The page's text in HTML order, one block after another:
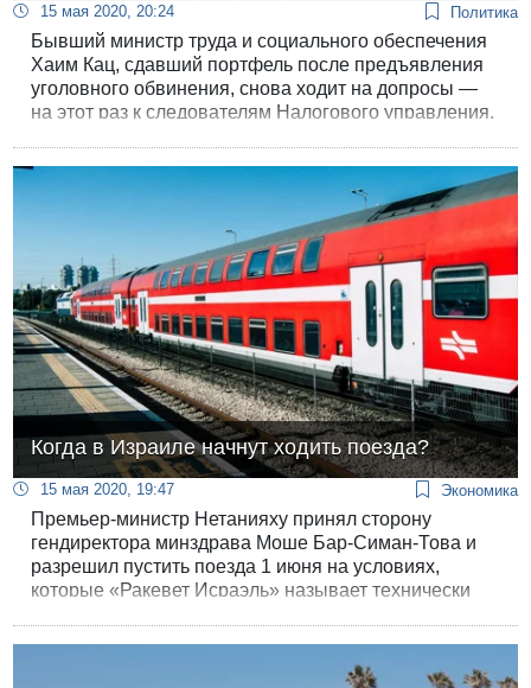
15 мая 2020, 20:24 Политика
Бывший министр труда и социального обеспечения
Хаим Кац, сдавший портфель после предъявления
уголовного обвинения, снова ходит на допросы —
на этот раз к следователям Налогового управления.
Когда в Израиле начнут ходить поезда?
15 мая 2020, 19:47 Экономика
Премьер-министр Нетанияху принял сторону
гендиректора минздрава Моше Бар-Симан-Това и
разрешил пустить поезда 1 июня на условиях,
которые «Ракевет Исраэль» называет технически